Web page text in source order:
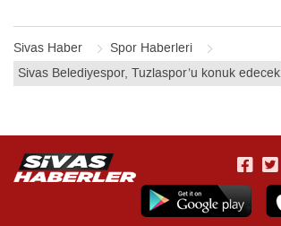
Sivas Haber
Spor Haberleri
Sivas Belediyespor, Tuzlaspor’u konuk edecek